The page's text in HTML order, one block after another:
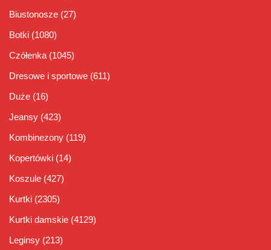
Biustonosze (27)
Botki (1080)
Czółenka (1045)
Dresowe i sportowe (611)
Duże (16)
Jeansy (423)
Kombinezony (119)
Kopertówki (14)
Koszule (427)
Kurtki (2305)
Kurtki damskie (4129)
Leginsy (213)